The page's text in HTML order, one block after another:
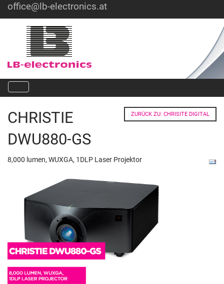
office@lb-electronics.at
ZURÜCK ZU: CHRISITE DIGITAL
CHRISTIE
DWU880-GS
8,000 lumen, WUXGA, 1DLP Laser Projektor